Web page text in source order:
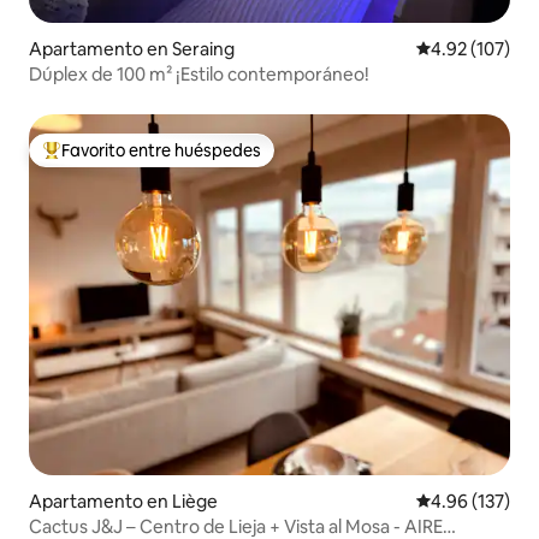
Apartamento en Seraing Calificación
4.92 (107)
Dúplex de 100 m² ¡Estilo contemporáneo!
Favorito entre huéspedes preferido
Favorito entre huéspedes
Apartamento en Liège Calificación
4.96 (137)
Cactus J&J – Centro de Lieja + Vista al Mosa - AIRE